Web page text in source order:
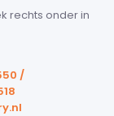
rechts onder in
/